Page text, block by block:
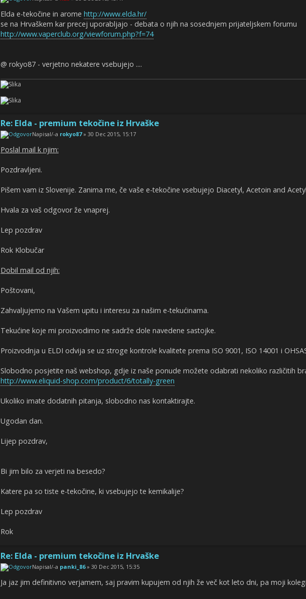
Elda e-tekočine in arome http://www.elda.hr/
se na Hrvaškem kar precej uporabljajo - debata o njih na sosednjem prijateljskem forumu
http://www.vaperclub.org/viewforum.php?f=74
@ rokyo87 - verjetno nekatere vsebujejo ....
Re: Elda - premium tekočine iz Hrvaške
Napisal/-a rokyo87» 30 Dec 2015, 15:17
Poslal mail k njim:
Pozdravljeni.
Pišem vam iz Slovenije. Zanima me, če vaše e-tekočine vsebujejo Diacetyl, Acetoin and
Hvala za vaš odgovor že vnaprej.
Lep pozdrav
Rok Klobučar
Dobil mail od njih:
Poštovani,
Zahvaljujemo na Vašem upitu i interesu za našim e-tekućinama.
Tekućine koje mi proizvodimo ne sadrže dole navedene sastojke.
Proizvodnja u ELDI odvija se uz stroge kontrole kvalitete prema ISO 9001, ISO 14001 i
Slobodno posjetite naš webshop, gdje iz naše ponude možete odabrati nekoliko različitih
http://www.eliquid-shop.com/product/6/totally-green
Ukoliko imate dodatnih pitanja, slobodno nas kontaktirajte.
Ugodan dan.
Lijep pozdrav,
Bi jim bilo za verjeti na besedo?
Katere pa so tiste e-tekočine, ki vsebujejo te kemikalije?
Lep pozdrav
Rok
Re: Elda - premium tekočine iz Hrvaške
Napisal/-a panki_86» 30 Dec 2015, 15:35
Ja jaz jim definitivno verjamem, saj pravim kupujem od njih že več kot leto dni, pa moji